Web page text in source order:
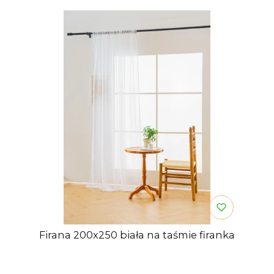
Firana 200x250 biała na taśmie firanka